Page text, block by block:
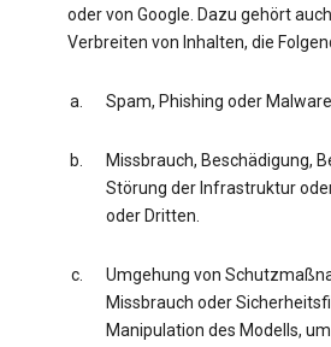
oder von Google. Dazu gehört
Verbreiten von Inhalten, die
Spam, Phishing oder
Missbrauch, Beschädigung,
Störung der Infrastruktur
oder Dritten.
Umgehung von
Missbrauch oder
Manipulation des Modells,